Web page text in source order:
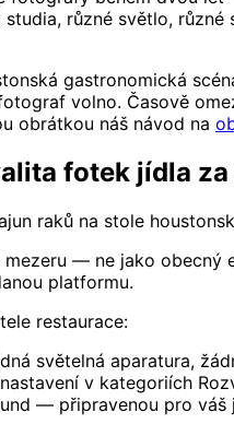
různé světlo,
gastronomická
volno. Časově
obrátkou náš návod na
fotek jídla
raků na stole
— ne jako obecný
platformu.
restaurace:
světelná aparatura,
v kategoriích
— připravenou pro